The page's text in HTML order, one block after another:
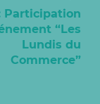
Participation
“Les
Lundis du
Commerce”